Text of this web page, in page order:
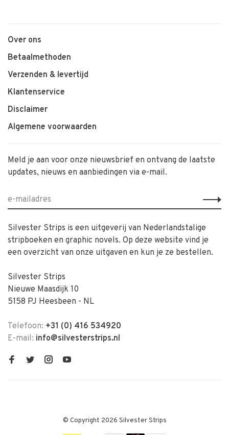
Over ons
Betaalmethoden
Verzenden & levertijd
Klantenservice
Disclaimer
Algemene voorwaarden
Meld je aan voor onze nieuwsbrief en ontvang de laatste
updates, nieuws en aanbiedingen via e-mail.
Silvester Strips is een uitgeverij van Nederlandstalige
stripboeken en graphic novels. Op deze website vind je
een overzicht van onze uitgaven en kun je ze bestellen.
Silvester Strips
Nieuwe Maasdijk 10
5158 PJ Heesbeen - NL
Telefoon: +31 (0) 416 534920
E-mail: info@silvesterstrips.nl
© Copyright 2026 Silvester Strips